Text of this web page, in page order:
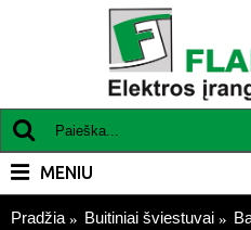
MENIU
Pradžia Buitiniai šviestuvai